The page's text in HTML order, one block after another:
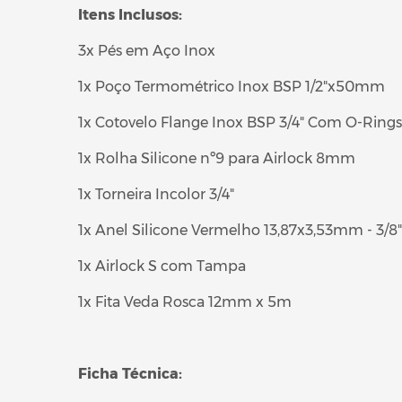
Itens Inclusos:
3x Pés em Aço Inox
1x Poço Termométrico Inox BSP 1/2"x50mm
1x Cotovelo Flange Inox BSP 3/4" Com O-Rings
1x Rolha Silicone nº9 para Airlock 8mm
1x Torneira Incolor 3/4"
1x Anel Silicone Vermelho 13,87x3,53mm - 3/8"
1x Airlock S com Tampa
1x Fita Veda Rosca 12mm x 5m
Ficha Técnica: